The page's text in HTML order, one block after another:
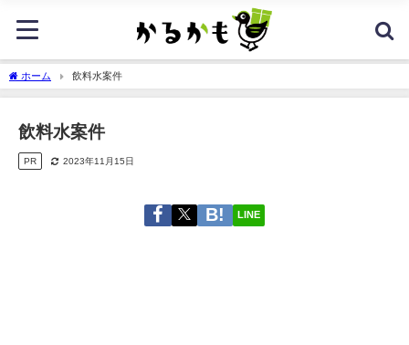
ホーム 飲料水案件
飲料水案件
PR 2023年11月15日
LINE